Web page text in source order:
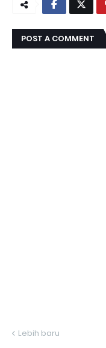
POST A COMMENT
Lebih baru